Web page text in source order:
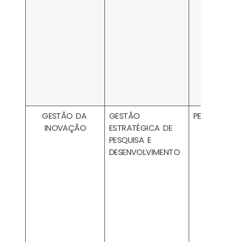
GESTÃO DA
INOVAÇÃO
GESTÃO
ESTRATÉGICA DE
PESQUISA E
DESENVOLVIMENTO